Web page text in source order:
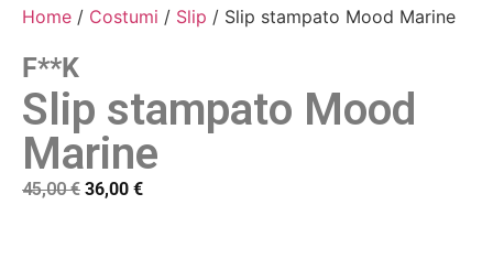
Home / Costumi / Slip / Slip stampato Mood Marine
F**k
Slip stampato Mood
Marine
45,00€ 36,00 €